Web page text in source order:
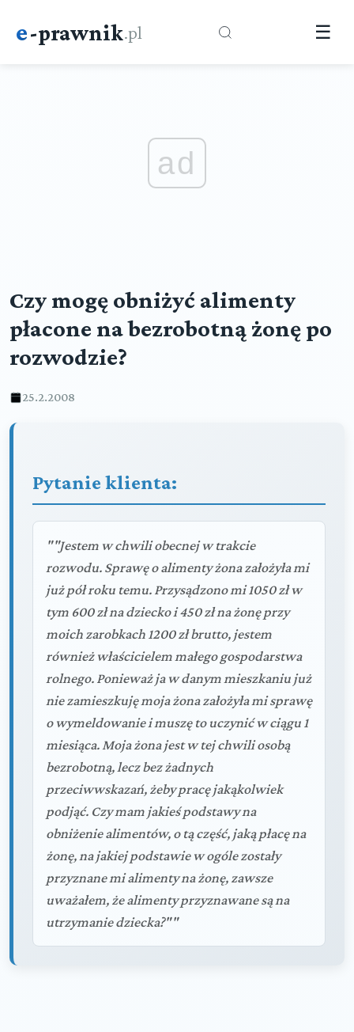
e-prawnik.pl ☰
ad
Czy mogę obniżyć alimenty
płacone na bezrobotną żonę po
rozwodzie?
25.2.2008
Pytanie klienta:
""Jestem w chwili obecnej w trakcie
rozwodu. Sprawę o alimenty żona założyła mi
już pół roku temu. Przysądzono mi 1050 zł w
tym 600 zł na dziecko i 450 zł na żonę przy
moich zarobkach 1200 zł brutto, jestem
również właścicielem małego gospodarstwa
rolnego. Ponieważ ja w danym mieszkaniu już
nie zamieszkuję moja żona założyła mi sprawę
o wymeldowanie i muszę to uczynić w ciągu 1
miesiąca. Moja żona jest w tej chwili osobą
bezrobotną, lecz bez żadnych
przeciwwskazań, żeby pracę jakąkolwiek
podjąć. Czy mam jakieś podstawy na
obniżenie alimentów, o tą część, jaką płacę na
żonę, na jakiej podstawie w ogóle zostały
przyznane mi alimenty na żonę, zawsze
uważałem, że alimenty przyznawane są na
utrzymanie dziecka?""